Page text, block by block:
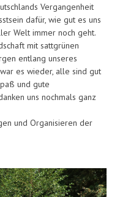
Vergangenheit
dafür, wie gut es uns
Welt immer noch geht.
mit sattgrünen
entlang unseres
es wieder, alle sind gut
und gute
uns nochmals ganz
und Organisieren der